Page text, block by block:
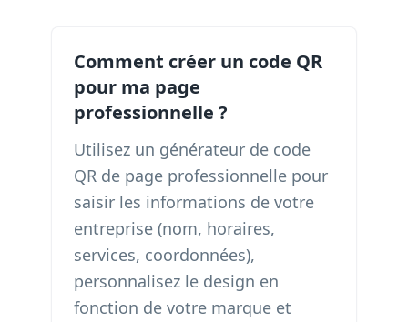
Comment créer un code QR
pour ma page
professionnelle ?
Utilisez un générateur de code
QR de page professionnelle pour
saisir les informations de votre
entreprise (nom, horaires,
services, coordonnées),
personnalisez le design en
fonction de votre marque et